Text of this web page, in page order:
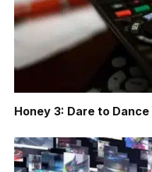
Honey 3: Dare to Dance